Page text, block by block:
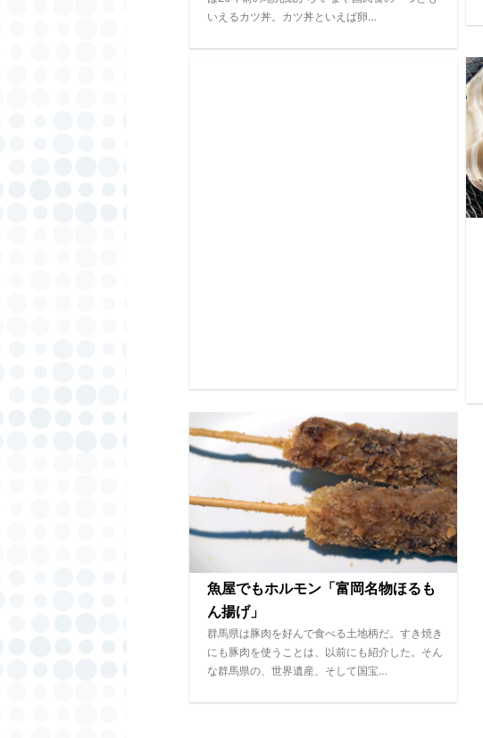
いえるカツ丼。カツ丼といえば卵…
魚屋でもホルモン「富岡名物ほるも
ん揚げ」
群馬県は豚肉を好んで食べる土地柄だ。すき焼き
にも豚肉を使うことは、以前にも紹介した。そん
な群馬県の、世界遺産、そして国宝…